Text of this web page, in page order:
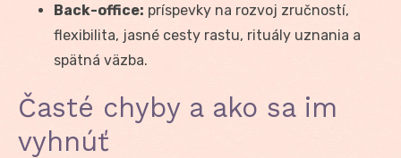
Back-office: príspevky na rozvoj zručností,
flexibilita, jasné cesty rastu, rituály uznania a
spätná väzba.
Časté chyby a ako sa im
vyhnúť